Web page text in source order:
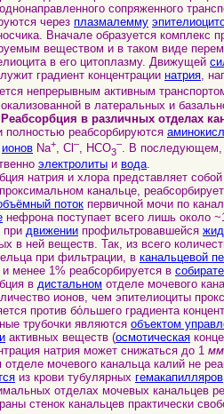
сопряженного
через плазмалемму
Вначале образуется комплекс
веществом и в таком виде
в его цитоплазму. Движущей
градиент концентрации натрия,
непрерывным активным
в латеральных и
Реабсорбция в различных отделах
полностью реабсорбируются
ионов Na+ , Cl – , НСО3
–
. В
электролиты и вода
натрия и хлора представляет
канальце,
поток первичной мочи по
нефрона поступает всего лишь около
при движении профильтровавшейся
в ней веществ. Так, из всего
при фильтрации, в канальцевой
менее 1% реабсорбируется в
в дистальном отделе мочевого
ионов, чем эпителиоциты
против бо́льшего градиента
трубочки являются объектом
активных веществ (осмотическая
натрия может снижаться до 1
отделе мочевого канальца калий не
из крови тубулярных гемакапилляров
отделах мочевых канальцев
стенок канальцев практически